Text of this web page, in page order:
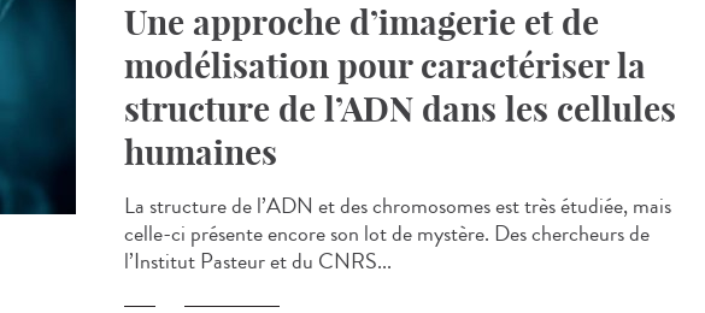
Une approche d’imagerie et de
modélisation pour caractériser la
structure de l’ADN dans les cellules
humaines
La structure de l’ADN et des chromosomes est très étudiée, mais
celle-ci présente encore son lot de mystère. Des chercheurs de
l’Institut Pasteur et du CNRS...